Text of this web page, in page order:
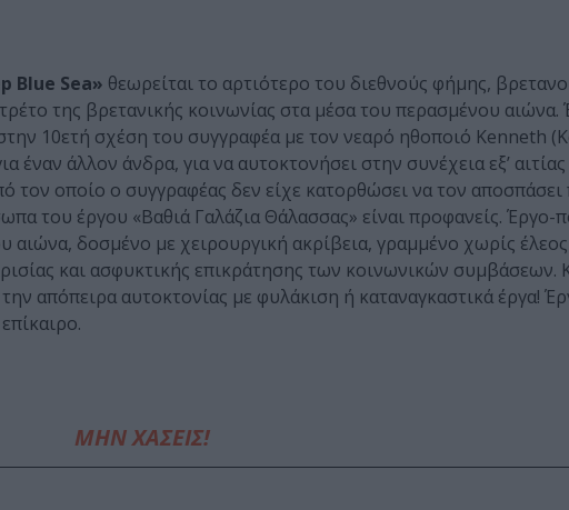
Blue Sea» θεωρείται το αρτιότερο του διεθνούς φήμης,
της βρετανικής κοινωνίας στα μέσα του περασμένου αιώνα.
10ετή σχέση του συγγραφέα με τον νεαρό ηθοποιό Kenneth
έναν άλλον άνδρα, για να αυτοκτονήσει στην συνέχεια εξ’ αιτίας
οποίο ο συγγραφέας δεν είχε κατορθώσει να τον αποσπάσει
του έργου «Βαθιά Γαλάζια Θάλασσας» είναι προφανείς. Έργο-
αιώνα, δοσμένο με χειρουργική ακρίβεια, γραμμένο χωρίς
και ασφυκτικής επικράτησης των κοινωνικών συμβάσεων.
απόπειρα αυτοκτονίας με φυλάκιση ή καταναγκαστικά έργα!
ΜΗΝ ΧΑΣΕΙΣ!